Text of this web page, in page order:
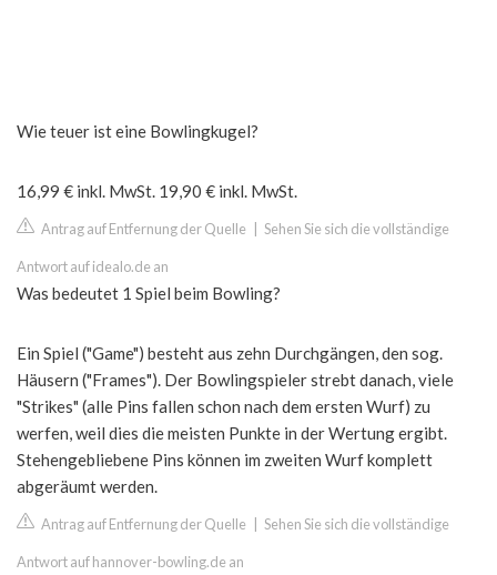
Wie teuer ist eine Bowlingkugel?
16,99 € inkl. MwSt. 19,90 € inkl. MwSt.
Antrag auf Entfernung der Quelle Sehen Sie sich die vollständige
Antwort auf idealo.de an
Was bedeutet 1 Spiel beim Bowling?
Ein Spiel ("Game") besteht aus zehn Durchgängen, den sog.
Häusern ("Frames"). Der Bowlingspieler strebt danach, viele
"Strikes" (alle Pins fallen schon nach dem ersten Wurf) zu
werfen, weil dies die meisten Punkte in der Wertung ergibt.
Stehengebliebene Pins können im zweiten Wurf komplett
abgeräumt werden.
Antrag auf Entfernung der Quelle Sehen Sie sich die vollständige
Antwort auf hannover-bowling.de an